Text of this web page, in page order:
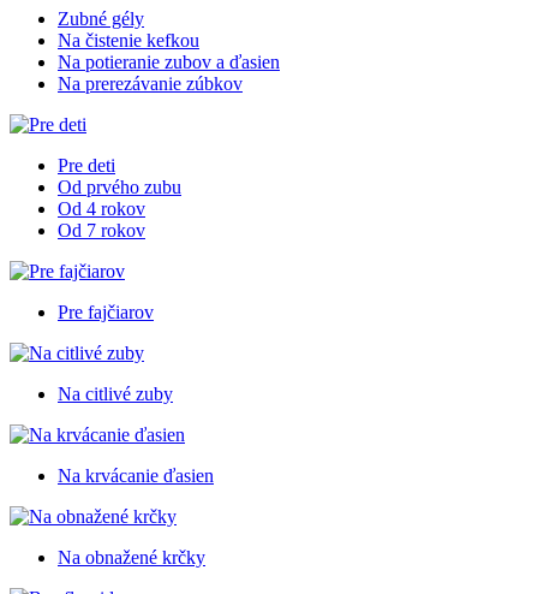
Zubné gély
Na čistenie kefkou
Na potieranie zubov a ďasien
Na prerezávanie zúbkov
Pre deti
Od prvého zubu
Od 4 rokov
Od 7 rokov
Pre fajčiarov
Na citlivé zuby
Na krvácanie ďasien
Na obnažené krčky